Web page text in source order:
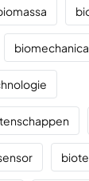
biomechanica